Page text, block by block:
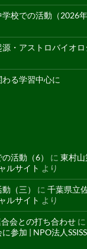
校での活動（2026
・アストロバイオ
る学習中心に
活動（6） に 東村
ルサイト より
（三） に 千葉県立
ルサイト より
会との打ち合わせ に
参加 | NPO法人